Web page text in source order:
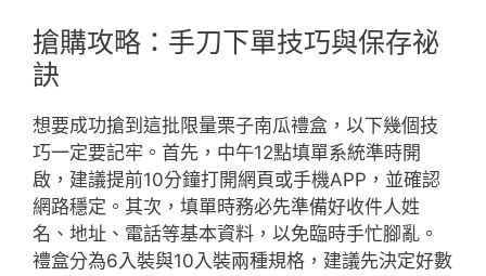
搶購攻略：手刀下單技巧與保存祕
訣
想要成功搶到這批限量栗子南瓜禮盒，以下幾個技
巧一定要記牢。首先，中午12點填單系統準時開
啟，建議提前10分鐘打開網頁或手機APP，並確認
網路穩定。其次，填單時務必先準備好收件人姓
名、地址、電話等基本資料，以免臨時手忙腳亂。
禮盒分為6入裝與10入裝兩種規格，建議先決定好數